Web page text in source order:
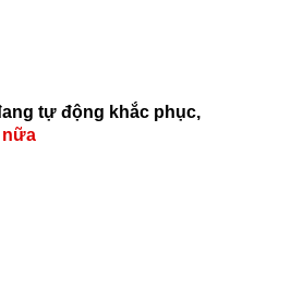
tự động khắc phục,
nữa